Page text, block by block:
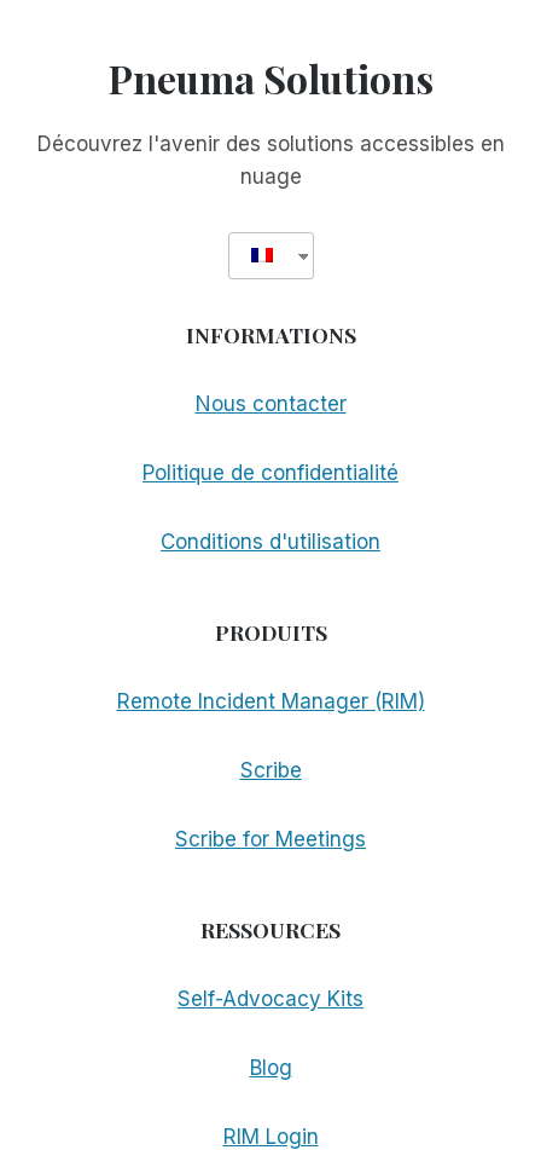
AVEC
D'ORDINATEUR
Pneuma Solutions
Découvrez l'avenir des solutions accessibles en
nuage
INFORMATIONS
Nous contacter
Politique de confidentialité
Conditions d'utilisation
PRODUITS
Remote Incident Manager (RIM)
Scribe
Scribe for Meetings
RESSOURCES
Self-Advocacy Kits
Blog
RIM Login